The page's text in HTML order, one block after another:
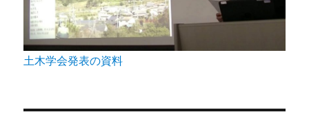
土木学会発表の資料